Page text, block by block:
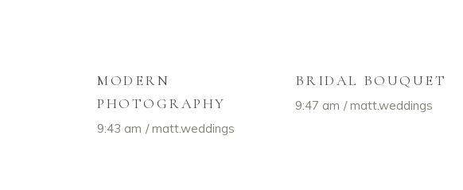
MODERN
PHOTOGRAPHY
9:43 am matt.weddings
BRIDAL BOUQUET
9:47 am matt.weddings